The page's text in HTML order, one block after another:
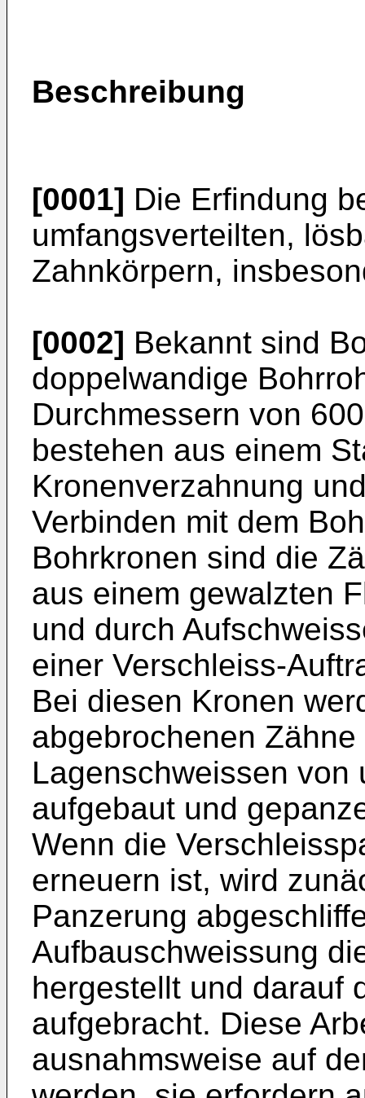
Beschreibung
[0001] Die Erfindung
umfangsverteilten,
Zahnkörpern,
[0002] Bekannt sind
doppelwandige
Durchmessern von
bestehen aus einem
Kronenverzahnung
Verbinden mit dem
Bohrkronen sind die
aus einem gewalzten
und durch
einer Verschleiss-
Bei diesen Kronen
abgebrochenen
Lagenschweissen von
aufgebaut und
Wenn die
erneuern ist, wird
Panzerung
Aufbauschweissung
hergestellt und darauf
aufgebracht. Diese
ausnahmsweise auf